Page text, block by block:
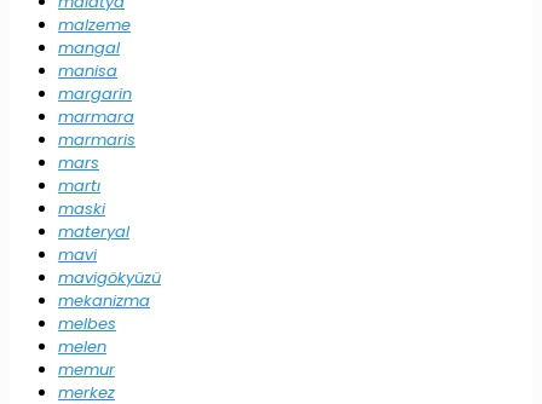
malzeme
mangal
manisa
margarin
marmara
marmaris
mars
martı
maski
materyal
mavi
mavigökyüzü
mekanizma
melbes
melen
memur
merkez